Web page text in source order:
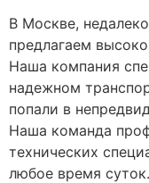
В Москве,
предлагаем
Наша компания
надежном
попали в
Наша команда
технических
любое время